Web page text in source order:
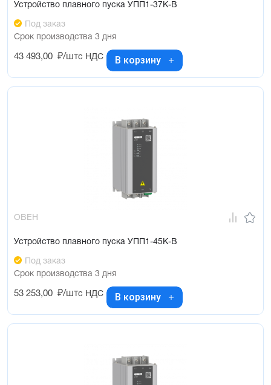
Устройство плавного пуска УПП1-37К-В
Под заказ
Срок производства 3 дня
43 493,00 ₽/штс НДС В корзину
ОВЕН
Устройство плавного пуска УПП1-45К-В
Под заказ
Срок производства 3 дня
53 253,00 ₽/штс НДС В корзину